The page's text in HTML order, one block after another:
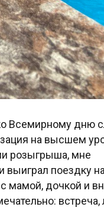
Всемирному дню
на высшем
розыгрыша, мне
выиграл поездку на
мамой, дочкой и
встреча,